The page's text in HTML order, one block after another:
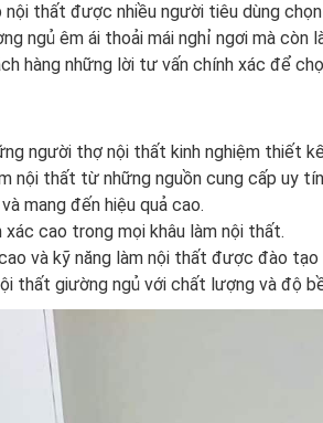
thất được nhiều người tiêu dùng
ngủ êm ái thoải mái nghỉ ngơi mà còn
hàng những lời tư vấn chính xác để
người thợ nội thất kinh nghiệm thiết
nội thất từ những nguồn cung cấp uy
mang đến hiệu quả cao.
cao trong mọi khâu làm nội thất.
và kỹ năng làm nội thất được đào tạo
thất giường ngủ với chất lượng và độ